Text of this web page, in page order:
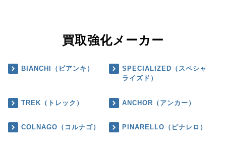
買取強化メーカー
BIANCHI（ビアンキ）
SPECIALIZED（スペシャ
ライズド）
TREK（トレック） ANCHOR（アンカー）
COLNAGO（コルナゴ） PINARELLO（ピナレロ）